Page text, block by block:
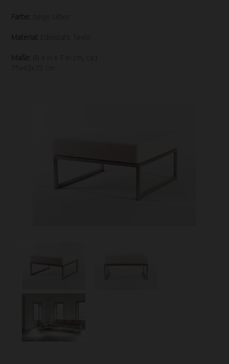
Farbe:
Material: Edelstahl, Textil
Maße:
(B x H x T in cm, ca.)